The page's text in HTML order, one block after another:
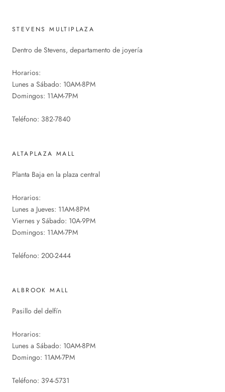
STEVENS MULTIPLAZA
Dentro de Stevens, departamento de joyería
Horarios:
Lunes a Sábado: 10AM-8PM
Domingos: 11AM-7PM
Teléfono: 382-7840
ALTAPLAZA MALL
Planta Baja en la plaza central
Horarios:
Lunes a Jueves: 11AM-8PM
Viernes y Sábado: 10A-9PM
Domingos: 11AM-7PM
Teléfono: 200-2444
ALBROOK MALL
Pasillo del delfín
Horarios:
Lunes a Sábado: 10AM-8PM
Domingo: 11AM-7PM
Teléfono: 394-5731